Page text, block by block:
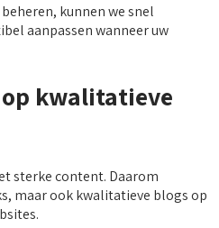
kunnen we snel
aanpassen wanneer uw
kwalitatieve
sterke content. Daarom
maar ook kwalitatieve blogs op